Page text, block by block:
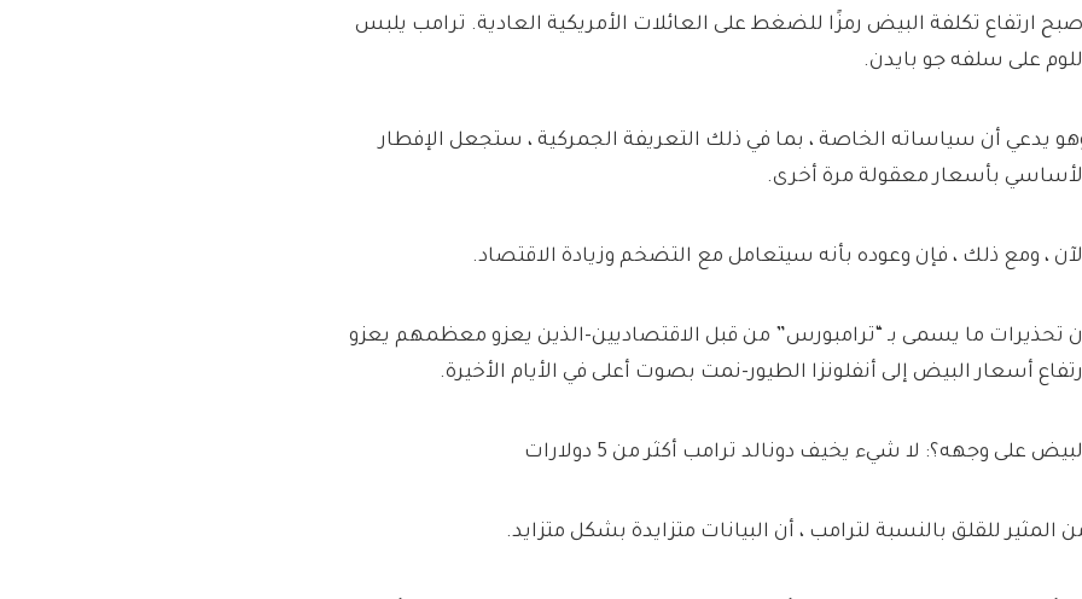
ارتفاع تكلفة البيض رمزًا للضغط على العائلات الأمريكية العادية. ترامب يلبس
على سلفه جو بايدن.
يدعي أن سياساته الخاصة ، بما في ذلك التعريفة الجمركية ، ستجعل الإفطار
بأسعار معقولة مرة أخرى.
، ومع ذلك ، فإن وعوده بأنه سيتعامل مع التضخم وزيادة الاقتصاد.
تحذيرات ما يسمى بـ “ترامبورس” من قبل الاقتصاديين-الذين يعزو معظمهم يعزو
أسعار البيض إلى أنفلونزا الطيور-نمت بصوت أعلى في الأيام الأخيرة.
على وجهه؟: لا شيء يخيف دونالد ترامب أكثر من 5 دولارات
المثير للقلق بالنسبة لترامب ، أن البيانات متزايدة بشكل متزايد.